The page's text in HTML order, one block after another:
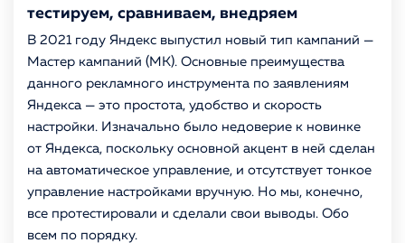
тестируем, сравниваем, внедряем
В 2021 году Яндекс выпустил новый тип кампаний —
Мастер кампаний (МК). Основные преимущества
данного рекламного инструмента по заявлениям
Яндекса — это простота, удобство и скорость
настройки. Изначально было недоверие к новинке
от Яндекса, поскольку основной акцент в ней сделан
на автоматическое управление, и отсутствует тонкое
управление настройками вручную. Но мы, конечно,
все протестировали и сделали свои выводы. Обо
всем по порядку.